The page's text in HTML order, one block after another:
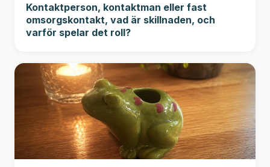
Kontaktperson, kontaktman eller fast
omsorgskontakt, vad är skillnaden, och
varför spelar det roll?